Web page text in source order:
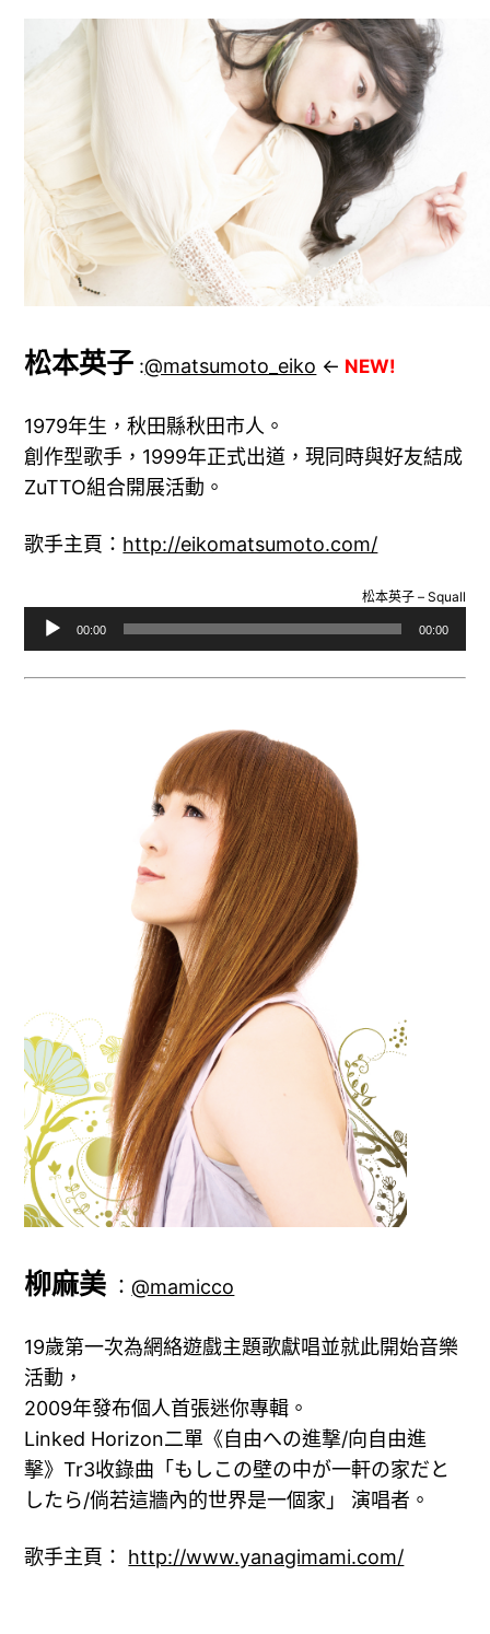
松本英子 :@matsumoto_eiko ← NEW!
1979年生，秋田縣秋田市人。
創作型歌手，1999年正式出道，現同時與好友結成
ZuTTO組合開展活動。
歌手主頁： http://eikomatsumoto.com/
松本英子 – Squall
放
00:00 00:00
柳麻美 ：@mamicco
19歲第一次為網絡遊戲主題歌獻唱並就此開始音樂
活動，
2009年發布個人首張迷你專輯。
Linked Horizon二單《自由への進撃/向自由進
擊》Tr3收錄曲「もしこの壁の中が一軒の家だと
したら/倘若這牆內的世界是一個家」 演唱者。
歌手主頁： http://www.yanagimami.com/